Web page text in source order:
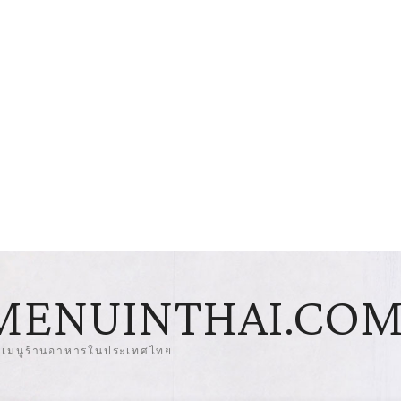
มนูร้านอาหารในประเทศไทย